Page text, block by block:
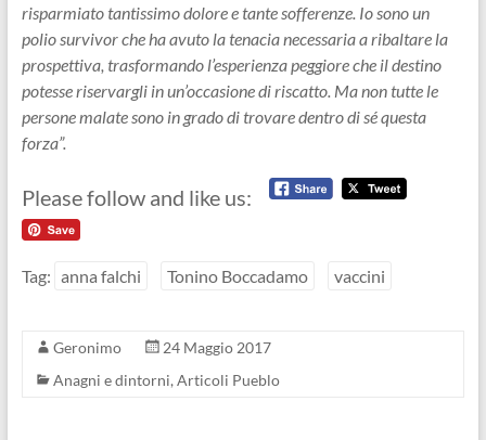
risparmiato tantissimo dolore e tante sofferenze. Io sono un
polio survivor che ha avuto la tenacia necessaria a ribaltare la
prospettiva, trasformando l’esperienza peggiore che il destino
potesse riservargli in un’occasione di riscatto. Ma non tutte le
persone malate sono in grado di trovare dentro di sé questa
forza”.
Please follow and like us:
Tag: anna falchi Tonino Boccadamo vaccini
Geronimo
24 Maggio 2017
Anagni e dintorni, Articoli Pueblo